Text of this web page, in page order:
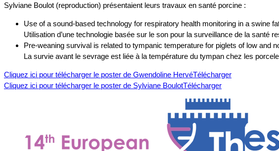
Sylviane Boulot (reproduction) présentaient leurs travaux en santé porcine :
Use of a sound-based technology for respiratory health monitoring in a swine
Utilisation d’une technologie basée sur le son pour la surveillance de la santé
Pre-weaning survival is related to tympanic temperature for piglets of low and
La survie avant le sevrage est liée à la température du tympan chez les
Cliquez ici pour télécharger le poster de Gwendoline HervéTélécharger
Cliquez ici pour télécharger le poster de Sylviane BoulotTélécharger